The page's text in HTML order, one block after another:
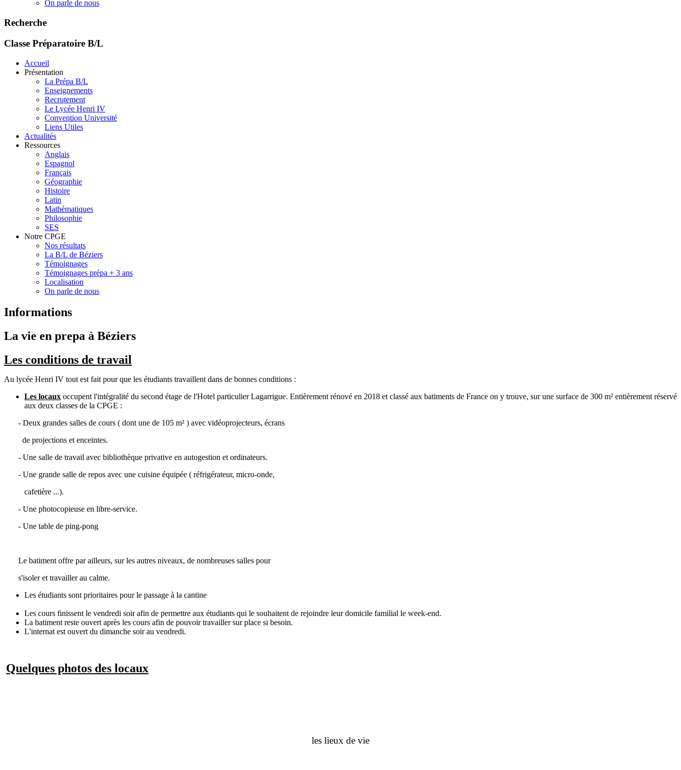
On parle de nous
Recherche
Classe Préparatoire B/L
Accueil
Présentation
La Prépa B/L
Enseignements
Recrutement
Le Lycée Henri IV
Convention Université
Liens Utiles
Actualités
Ressources
Anglais
Espagnol
Français
Géographie
Histoire
Latin
Mathématiques
Philosophie
SES
Notre CPGE
Nos résultats
La B/L de Béziers
Témoignages
Témoignages prépa + 3 ans
Localisation
On parle de nous
Informations
La vie en prepa à Béziers
Les conditions de travail
Au lycée Henri IV tout est fait pour que les étudiants travaillent dans de bonnes conditions :
Les locaux occupent l'intégralité du second étage de l'Hotel particulier Lagarrigue. Entièrement rénové en 2018 et classé aux batiments de France on y trouve, sur une surface de 300 m² entièrement réservé
aux deux classes de la CPGE :
- Deux grandes salles de cours ( dont une de 105 m² ) avec vidéoprojecteurs, écrans
de projections et enceintes.
- Une salle de travail avec bibliothèque privative en autogestion et ordinateurs.
- Une grande salle de repos avec une cuisine équipée ( réfrigérateur, micro-onde,
cafetière ...).
- Une photocopieuse en libre-service.
- Une table de ping-pong
Le batiment offre par ailleurs, sur les autres niveaux, de nombreuses salles pour
s'isoler et travailler au calme.
Les étudiants sont prioritaires pour le passage à la cantine
Les cours finissent le vendredi soir afin de permettre aux étudiants qui le souhaitent de rejoindre leur domicile familial le week-end.
La batiment reste ouvert après les cours afin de pouvoir travailler sur place si besoin.
L'internat est ouvert du dimanche soir au vendredi.
Quelques photos des locaux
les lieux de vie